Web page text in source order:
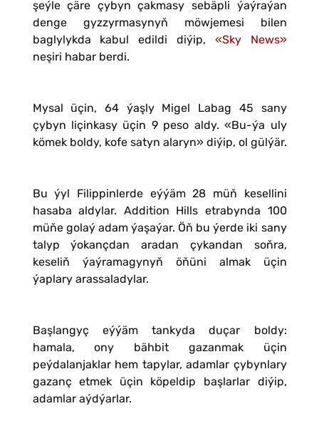
şeýle çäre çybyn çakmasy sebäpli ýaýraýan
denge gyzzyrmasynyň möwjemesi bilen
baglylykda kabul edildi diýip, «Sky News»
neşiri habar berdi.
Mysal üçin, 64 ýaşly Migel Labag 45 sany
çybyn liçinkasy üçin 9 peso aldy. «Bu-ýa uly
kömek boldy, kofe satyn alaryn» diýip, ol gülýär.
Bu ýyl Filippinlerde eýýäm 28 müň kesellini
hasaba aldylar. Addition Hills etrabynda 100
müňe golaý adam ýaşaýar. Öň bu ýerde iki sany
talyp ýokançdan aradan çykandan soňra,
keseliň ýaýramagynyň öňüni almak üçin
ýaplary arassaladylar.
Başlangyç eýýäm tankyda duçar boldy:
hamala, ony bähbit gazanmak üçin
peýdalanjaklar hem tapylar, adamlar çybynlary
gazanç etmek üçin köpeldip başlarlar diýip,
adamlar aýdýarlar.